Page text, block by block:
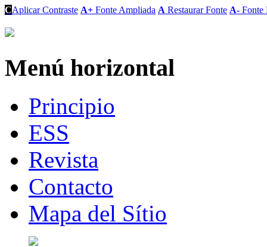
CAplicar Contraste A+ Fonte Ampliada A Restaurar Fonte A- Fonte
Menú horizontal
Principio
ESS
Revista
Contacto
Mapa del Sítio